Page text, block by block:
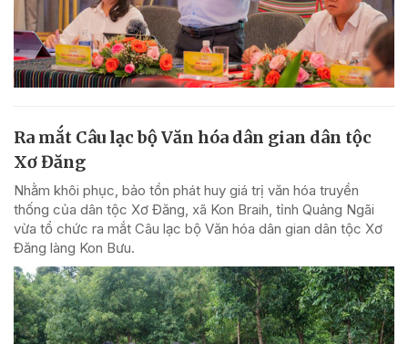
Ra mắt Câu lạc bộ Văn hóa dân gian dân tộc
Xơ Đăng
Nhằm khôi phục, bảo tồn phát huy giá trị văn hóa truyền
thống của dân tộc Xơ Đăng, xã Kon Braih, tỉnh Quảng Ngãi
vừa tổ chức ra mắt Câu lạc bộ Văn hóa dân gian dân tộc Xơ
Đăng làng Kon Bưu.